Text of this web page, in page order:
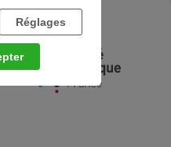
Réglages